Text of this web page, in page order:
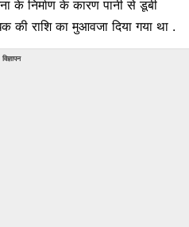
के निर्माण के कारण पानी से डूबी
की राशि का मुआवजा दिया गया था .
विज्ञापन